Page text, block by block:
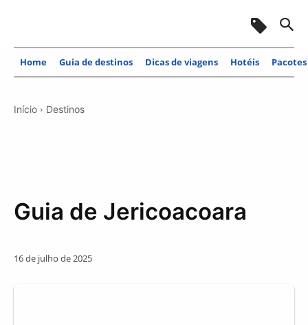
Home Guia de destinos Dicas de viagens Hotéis Pacotes
Início Destinos
Guia de Jericoacoara
16 de julho de 2025